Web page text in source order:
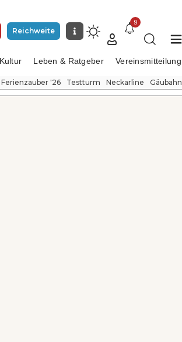
Reichweite
9
Kultur Leben & Ratgeber Vereinsmitteilung
Ferienzauber '26 Testturm Neckarline Gäubahn